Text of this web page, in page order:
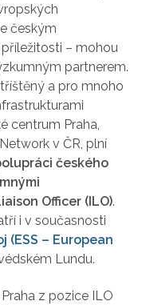
českým
– mohou
partnerem.
a pro mnoho
centrum Praha,
v ČR, plní
českého
Officer (ILO).
i v současnosti
(ESS – European
Lundu.
z pozice ILO